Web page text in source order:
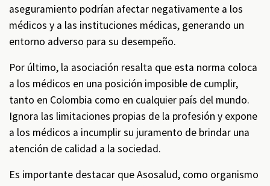
aseguramiento podrían afectar negativamente a los
médicos y a las instituciones médicas, generando un
entorno adverso para su desempeño.
Por último, la asociación resalta que esta norma coloca
a los médicos en una posición imposible de cumplir,
tanto en Colombia como en cualquier país del mundo.
Ignora las limitaciones propias de la profesión y expone
a los médicos a incumplir su juramento de brindar una
atención de calidad a la sociedad.
Es importante destacar que Asosalud, como organismo